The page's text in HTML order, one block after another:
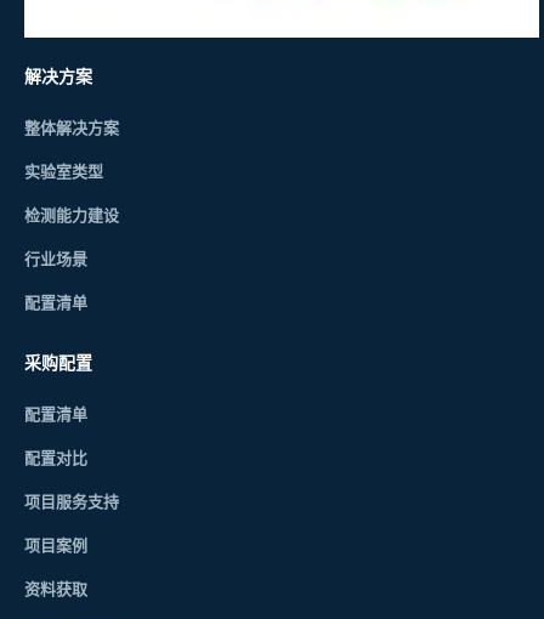
解决方案
整体解决方案
实验室类型
检测能力建设
行业场景
配置清单
采购配置
配置清单
配置对比
项目服务支持
项目案例
资料获取